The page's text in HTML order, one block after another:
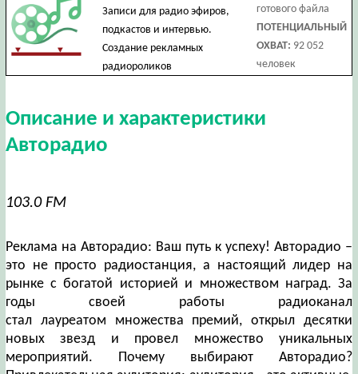
Записи для радио эфиров,
подкастов и интервью.
Создание рекламных
радиороликов
готового файла
ПОТЕНЦИАЛЬНЫЙ
ОХВАТ: 92 052
человек
Описание и характеристики
Авторадио
103.0 FM
Реклама на Авторадио: Ваш путь к успеху! Авторадио –
это не просто радиостанция, а настоящий лидер на
рынке с богатой историей и множеством наград. За
годы своей работы радиоканал
стал лауреатом множества премий, открыл десятки
новых звезд и провел множество уникальных
мероприятий. Почему выбирают Авторадио?